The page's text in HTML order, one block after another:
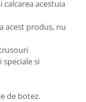
acestuia
acest produs, nu
si
de botez.